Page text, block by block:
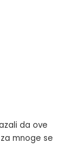
da ove
mnoge se